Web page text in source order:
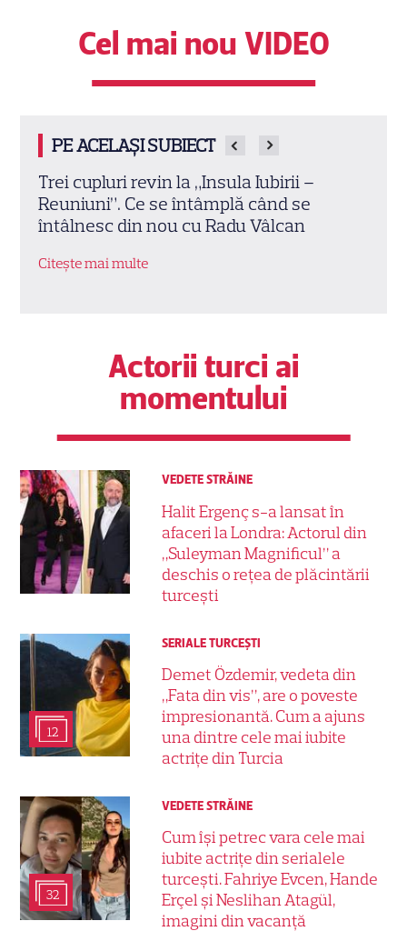
Cel mai nou VIDEO
PE ACELAȘI SUBIECT
Cheloo, declarație neașteptată înainte
de Asia Express: „Cred că e singura
chestie la care m-am gândit”
Citește mai multe
Actorii turci ai
momentului
VEDETE STRĂINE
Halit Ergenç s-a lansat în
afaceri la Londra: Actorul din
„Suleyman Magnificul” a
deschis o rețea de plăcintării
turcești
12
SERIALE TURCEŞTI
Demet Özdemir, vedeta din
„Fata din vis”, are o poveste
impresionantă. Cum a ajuns
una dintre cele mai iubite
actrițe din Turcia
32
VEDETE STRĂINE
Cum își petrec vara cele mai
iubite actrițe din serialele
turcești. Fahriye Evcen, Hande
Erçel și Neslihan Atagül,
imagini din vacanță